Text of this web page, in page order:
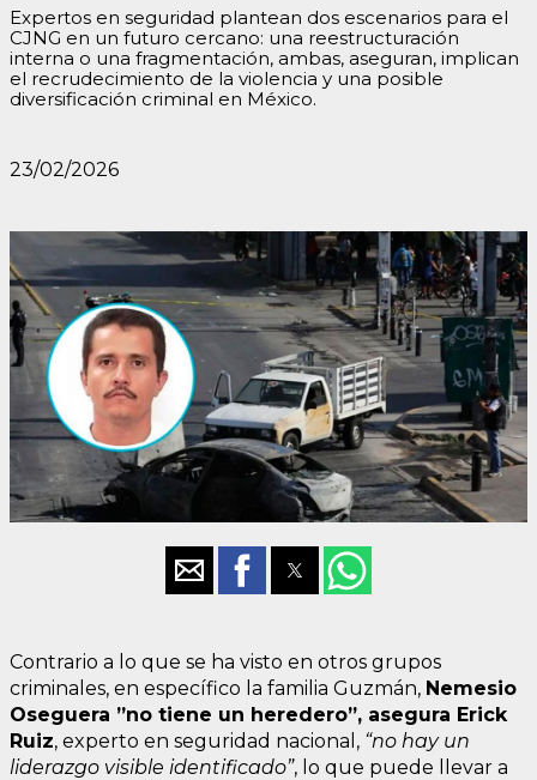
Expertos en seguridad plantean dos escenarios para el
CJNG en un futuro cercano: una reestructuración
interna o una fragmentación, ambas, aseguran, implican
el recrudecimiento de la violencia y una posible
diversificación criminal en México.
23/02/2026
Contrario a lo que se ha visto en otros grupos
criminales, en específico la familia Guzmán, Nemesio
Oseguera ”no tiene un heredero”, asegura Erick
Ruiz, experto en seguridad nacional, “no hay un
liderazgo visible identificado”, lo que puede llevar a